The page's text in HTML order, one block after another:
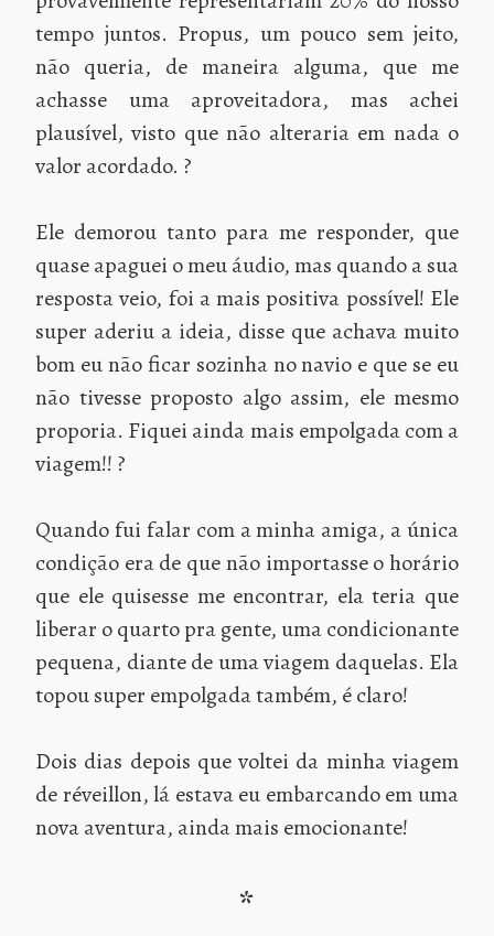
tempo juntos. Propus, um pouco sem jeito,
não queria, de maneira alguma, que me
achasse uma aproveitadora, mas achei
plausível, visto que não alteraria em nada o
valor acordado. ?
Ele demorou tanto para me responder, que
quase apaguei o meu áudio, mas quando a sua
resposta veio, foi a mais positiva possível! Ele
super aderiu a ideia, disse que achava muito
bom eu não ficar sozinha no navio e que se eu
não tivesse proposto algo assim, ele mesmo
proporia. Fiquei ainda mais empolgada com a
viagem!! ?
Quando fui falar com a minha amiga, a única
condição era de que não importasse o horário
que ele quisesse me encontrar, ela teria que
liberar o quarto pra gente, uma condicionante
pequena, diante de uma viagem daquelas. Ela
topou super empolgada também, é claro!
Dois dias depois que voltei da minha viagem
de réveillon, lá estava eu embarcando em uma
nova aventura, ainda mais emocionante!
*